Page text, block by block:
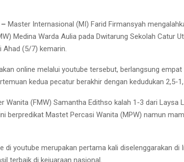
Master Internasional (MI) Farid Firmansyah
Medina Warda Aulia pada Dwitarung Sekolah Catur
Ahad (5/7) kemarin.
online melalui youtube tersebut, berlangsung
kedua pecatur berakhir dengan kedudukan 2,5-
Wanita (FMW) Samantha Edithso kalah 1-3 dari Laysa
berpredikat Mastet Percasi Wanita (MPW) namun
di youtube merupakan pertama kali diselenggarakan di
terbaik di kejuaraan nasional.